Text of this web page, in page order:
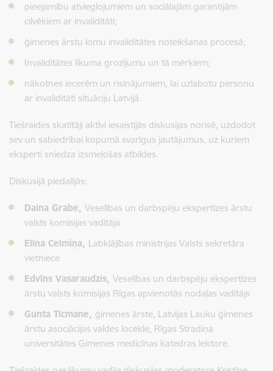
pieejamību atvieglojumiem un sociālajām garantijām
cilvēkiem ar invaliditāti;
ģimenes ārstu lomu invaliditātes noteikšanas procesā;
Invaliditātes likuma grozījumu un tā mērķiem;
nākotnes iecerēm un risinājumiem, lai uzlabotu personu
ar invaliditāti situāciju Latvijā.
Tiešraides skatītāji aktīvi iesaistījās diskusijas norisē, uzdodot
sev un sabiedrībai kopumā svarīgus jautājumus, uz kuriem
eksperti sniedza izsmeļošas atbildes.
Diskusijā piedalījās:
Daina Grabe, Veselības un darbspēju ekspertīzes ārstu
valsts komisijas vadītāja
Elīna Celmiņa, Labklājības ministrijas Valsts sekretāra
vietniece
Edvīns Vasaraudzis, Veselības un darbspēju ekspertīzes
ārstu valsts komisijas Rīgas apvienotās nodaļas vadītājs
Gunta Tīcmane, ģimenes ārste, Latvijas Lauku ģimenes
ārstu asociācijas valdes locekle, Rīgas Stradiņa
universitātes Ģimenes medicīnas katedras lektore.